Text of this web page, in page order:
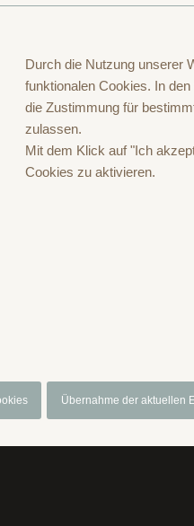
Durch die Nutzung unserer
funktionalen Cookies. In
die Zustimmung für
zulassen.
Mit dem Klick auf "Ich
Cookies zu aktivieren.
Übernahme der aktuellen